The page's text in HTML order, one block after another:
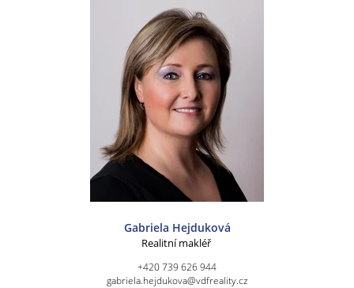
Gabriela Hejduková
Realitní makléř
+420 739 626 944
gabriela.hejdukova@vdfreality.cz